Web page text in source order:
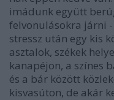
imádunk együtt
felvonulásokra járni
stressz után egy kis
asztalok, székek
kanapéjon, a színes
és a bár között
kisvasúton, de akár